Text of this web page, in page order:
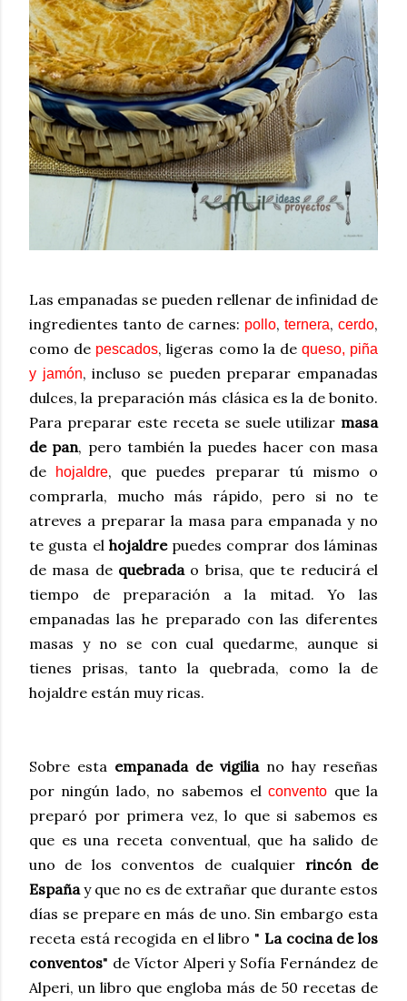
Las empanadas se pueden rellenar de infinidad de
ingredientes tanto de carnes: pollo, ternera, cerdo,
como de pescados, ligeras como la de queso, piña
y jamón, incluso se pueden preparar empanadas
dulces, la preparación más clásica es la de bonito.
Para preparar este receta se suele utilizar masa
de pan, pero también la puedes hacer con masa
de
hojaldre, que puedes preparar tú mismo o
comprarla, mucho más rápido, pero si no te
atreves a preparar la masa para empanada y no
te gusta el hojaldrepuedes comprar dos láminas
de masa de quebradao brisa, que te reducirá el
tiempo de preparación a la mitad. Yo las
empanadas las he preparado con las diferentes
masas y no se con cual quedarme, aunque si
tienes prisas, tanto la quebrada, como la de
hojaldre están muy ricas.
Sobre esta empanada de vigiliano hay reseñas
por ningún lado, no sabemos elconvento que la
preparó por primera vez, lo que si sabemos es
que es una receta conventual, que ha salido de
uno de los conventos de cualquier rincón de
Españay que no es de extrañar que durante estos
días se prepare en más de uno. Sin embargo esta
receta está recogida en el libro " La cocina de los
conventos" de Víctor Alperi y Sofía Fernández de
Alperi, un libro que engloba más de 50 recetas de